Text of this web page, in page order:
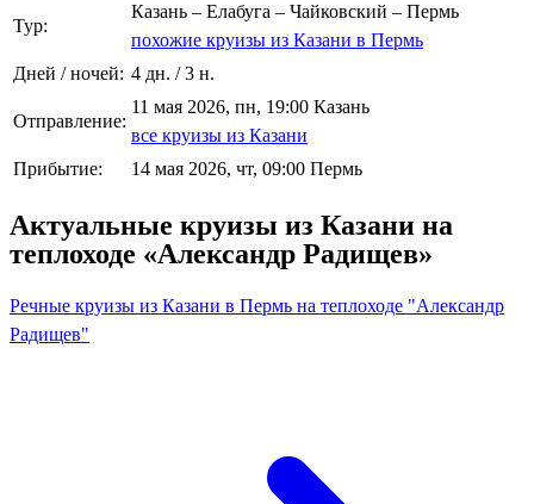
Тур:
Казань – Елабуга – Чайковский – Пермь
похожие круизы из Казани в Пермь
Дней / ночей: 4 дн. / 3 н.
Отправление:
11 мая 2026, пн, 19:00 Казань
все круизы из Казани
Прибытие:
14 мая 2026, чт, 09:00 Пермь
Актуальные круизы из Казани на
теплоходе «Александр Радищев»
Речные круизы из Казани в Пермь на теплоходе "Александр
Радищев"